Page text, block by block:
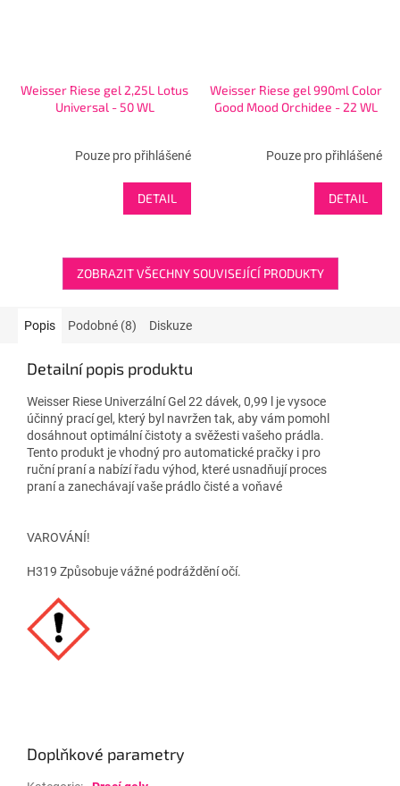
Weisser Riese gel 2,25L Lotus
Universal - 50 WL
Pouze pro přihlášené
DETAIL
Weisser Riese gel 990ml Color
Good Mood Orchidee - 22 WL
Pouze pro přihlášené
DETAIL
ZOBRAZIT VŠECHNY SOUVISEJÍCÍ PRODUKTY
Popis Podobné (8) Diskuze
Detailní popis produktu
Weisser Riese Univerzální Gel 22 dávek, 0,99 l je vysoce
účinný prací gel, který byl navržen tak, aby vám pomohl
dosáhnout optimální čistoty a svěžesti vašeho prádla.
Tento produkt je vhodný pro automatické pračky i pro
ruční praní a nabízí řadu výhod, které usnadňují proces
praní a zanechávají vaše prádlo čisté a voňavé
VAROVÁNÍ!
H319 Způsobuje vážné podráždění očí.
Doplňkové parametry